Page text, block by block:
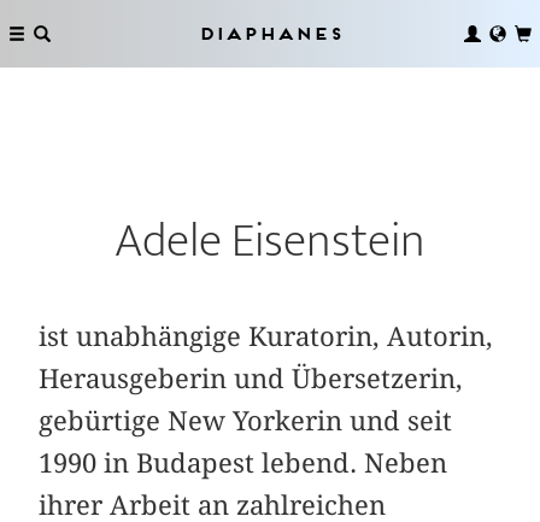
Diaphanes
Adele Eisenstein
ist unabhängige Kuratorin, Autorin,
Herausgeberin und Übersetzerin,
gebürtige New Yorkerin und seit
1990 in Budapest lebend. Neben
ihrer Arbeit an zahlreichen